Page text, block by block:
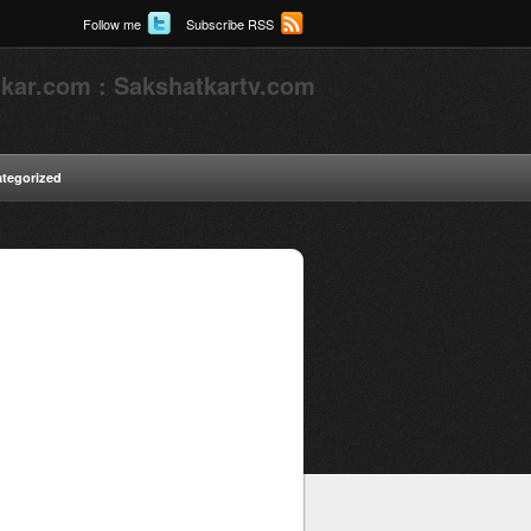
Follow me Subscribe RSS
: Sakshatkartv.com